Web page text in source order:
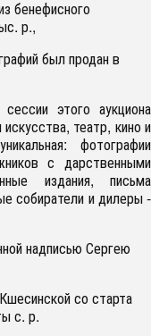
бенефисного
р.,
был продан в
этого аукциона
театр, кино и
фотографии
с дарственными
издания, письма
собиратели и дилеры -
надписью Сергею
со старта
с. р.